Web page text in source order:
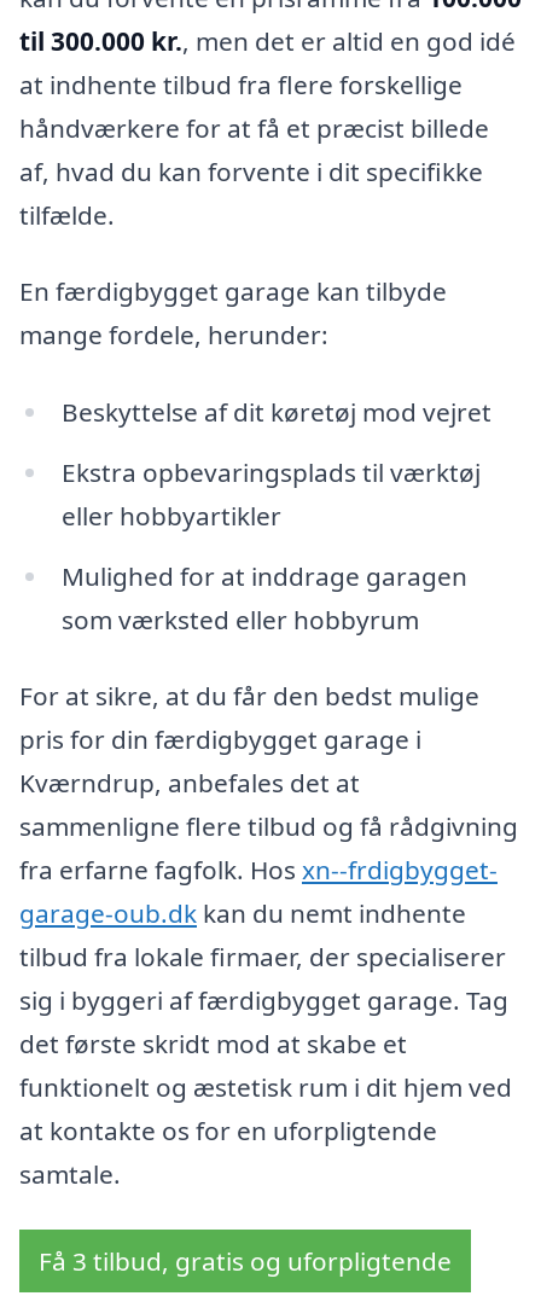
til 300.000 kr., men det er altid en god idé
at indhente tilbud fra flere forskellige
håndværkere for at få et præcist billede
af, hvad du kan forvente i dit specifikke
tilfælde.
En færdigbygget garage kan tilbyde
mange fordele, herunder:
Beskyttelse af dit køretøj mod vejret
Ekstra opbevaringsplads til værktøj
eller hobbyartikler
Mulighed for at inddrage garagen
som værksted eller hobbyrum
For at sikre, at du får den bedst mulige
pris for din færdigbygget garage i
Kværndrup, anbefales det at
sammenligne flere tilbud og få rådgivning
fra erfarne fagfolk. Hos xn--frdigbygget-
garage-oub.dk kan du nemt indhente
tilbud fra lokale firmaer, der specialiserer
sig i byggeri af færdigbygget garage. Tag
det første skridt mod at skabe et
funktionelt og æstetisk rum i dit hjem ved
at kontakte os for en uforpligtende
samtale.
Få 3 tilbud, gratis og uforpligtende